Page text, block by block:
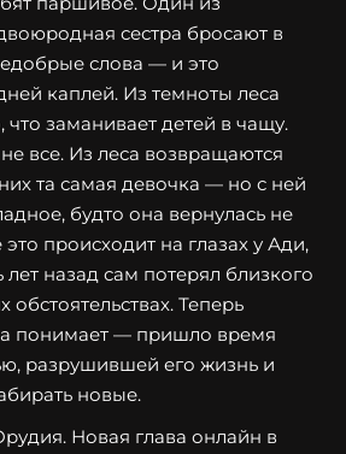
сестра бросают в
слова — и это
каплей. Из темноты леса
что заманивает детей в чащу.
все. Из леса возвращаются
та самая девочка — но с ней
будто она вернулась не
происходит на глазах у Ади,
назад сам потерял близкого
Теперь
понимает — пришло время
разрушившей его жизнь и
новые.
Новая глава онлайн в